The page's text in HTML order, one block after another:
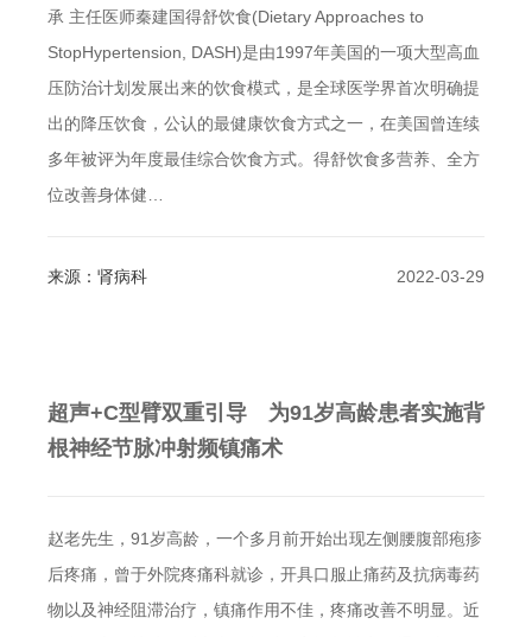
承 主任医师秦建国得舒饮食(Dietary Approaches to
StopHypertension, DASH)是由1997年美国的一项大型高血
压防治计划发展出来的饮食模式，是全球医学界首次明确提
出的降压饮食，公认的最健康饮食方式之一，在美国曾连续
多年被评为年度最佳综合饮食方式。得舒饮食多营养、全方
位改善身体健…
2022-03-29
来源：肾病科
超声+C型臂双重引导 为91岁高龄患者实施背
根神经节脉冲射频镇痛术
赵老先生，91岁高龄，一个多月前开始出现左侧腰腹部疱疹
后疼痛，曾于外院疼痛科就诊，开具口服止痛药及抗病毒药
物以及神经阻滞治疗，镇痛作用不佳，疼痛改善不明显。近